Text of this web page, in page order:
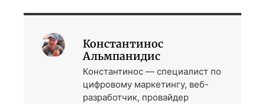
Константинос
Альмпанидис
Константинос — специалист по
цифровому маркетингу, веб-
разработчик, провайдер